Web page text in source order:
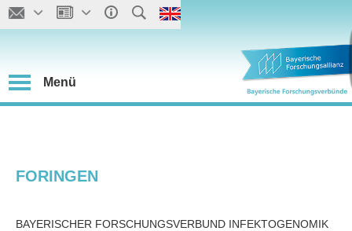
Menü
FORINGEN
BAYERISCHER FORSCHUNGSVERBUND INFEKTOGENOMIK